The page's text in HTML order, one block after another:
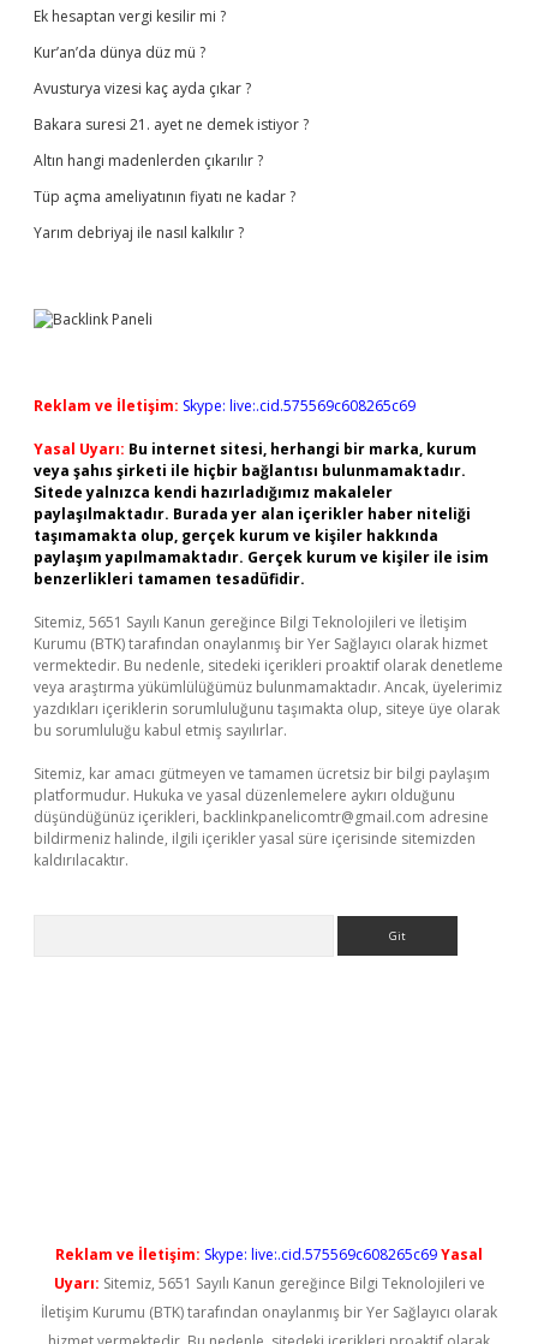
Ek hesaptan vergi kesilir mi ?
Kur’an’da dünya düz mü ?
Avusturya vizesi kaç ayda çıkar ?
Bakara suresi 21. ayet ne demek istiyor ?
Altın hangi madenlerden çıkarılır ?
Tüp açma ameliyatının fiyatı ne kadar ?
Yarım debriyaj ile nasıl kalkılır ?
Reklam ve İletişim: Skype: live:.cid.575569c608265c69
Yasal Uyarı: Bu internet sitesi, herhangi bir marka, kurum
veya şahıs şirketi ile hiçbir bağlantısı bulunmamaktadır.
Sitede yalnızca kendi hazırladığımız makaleler
paylaşılmaktadır. Burada yer alan içerikler haber niteliği
taşımamakta olup, gerçek kurum ve kişiler hakkında
paylaşım yapılmamaktadır. Gerçek kurum ve kişiler ile isim
benzerlikleri tamamen tesadüfidir.
Sitemiz, 5651 Sayılı Kanun gereğince Bilgi Teknolojileri ve İletişim
Kurumu (BTK) tarafından onaylanmış bir Yer Sağlayıcı olarak hizmet
vermektedir. Bu nedenle, sitedeki içerikleri proaktif olarak denetleme
veya araştırma yükümlülüğümüz bulunmamaktadır. Ancak, üyelerimiz
yazdıkları içeriklerin sorumluluğunu taşımakta olup, siteye üye olarak
bu sorumluluğu kabul etmiş sayılırlar.
Sitemiz, kar amacı gütmeyen ve tamamen ücretsiz bir bilgi paylaşım
platformudur. Hukuka ve yasal düzenlemelere aykırı olduğunu
düşündüğünüz içerikleri, backlinkpanelicomtr@gmail.com adresine
bildirmeniz halinde, ilgili içerikler yasal süre içerisinde sitemizden
kaldırılacaktır.
Reklam ve İletişim: Skype: live:.cid.575569c608265c69Yasal
Uyarı: Sitemiz, 5651 Sayılı Kanun gereğince Bilgi Teknolojileri ve
İletişim Kurumu (BTK) tarafından onaylanmış bir Yer Sağlayıcı olarak